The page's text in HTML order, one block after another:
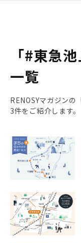
「#東急
一覧
RENOSYマガジンの
3件をご紹介します。